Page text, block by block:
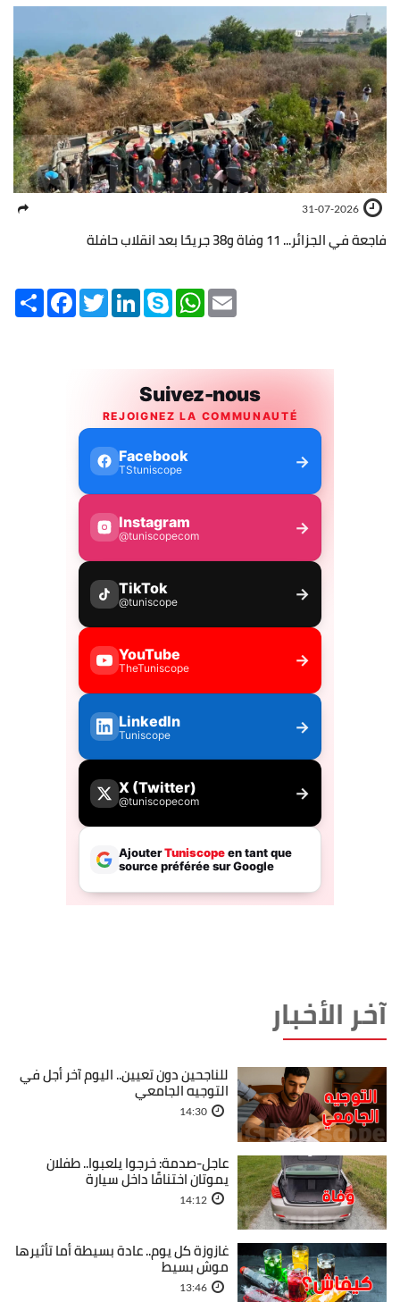
31-07-2026
فاجعة في الجزائر... 11 وفاة و38 جريحًا بعد انقلاب حافلة
Share FacebookTwitterLinkedInSkype WhatsApp
آخر الأخبار
للناجحين دون تعيين.. اليوم آخر أجل في
التوجيه الجامعي
14:30
عاجل-صدمة: خرجوا يلعبوا.. طفلان
يموتان اختناقًا داخل سيارة
14:12
غازوزة كل يوم.. عادة بسيطة أما تأثيرها
موش بسيط
13:46